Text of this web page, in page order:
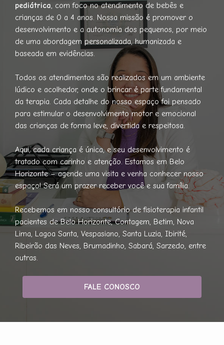
pediátrica, com foco no atendimento de bebês e
crianças de 0 a 4 anos. Nossa missão é promover o
desenvolvimento e a autonomia dos pequenos, por meio
de uma abordagem personalizada, humanizada e
baseada em evidências.
Todos os atendimentos são realizados em um ambiente
lúdico e acolhedor, onde o brincar é parte fundamental
da terapia. Cada detalhe do nosso espaço foi pensado
para estimular o desenvolvimento motor e emocional
das crianças de forma leve, divertida e respeitosa.
Aqui, cada criança é única, e seu desenvolvimento é
tratado com carinho e atenção. Estamos em Belo
Horizonte – agende uma visita e venha conhecer nosso
espaço! Será um prazer receber você e sua família.
Recebemos em nosso consultório de fisioterapia infantil
pacientes de Belo Horizonte, Contagem, Betim, Nova
Lima, Lagoa Santa, Vespasiano, Santa Luzia, Ibirité,
Ribeirão das Neves, Brumadinho, Sabará, Sarzedo, entre
outras.
FALE CONOSCO